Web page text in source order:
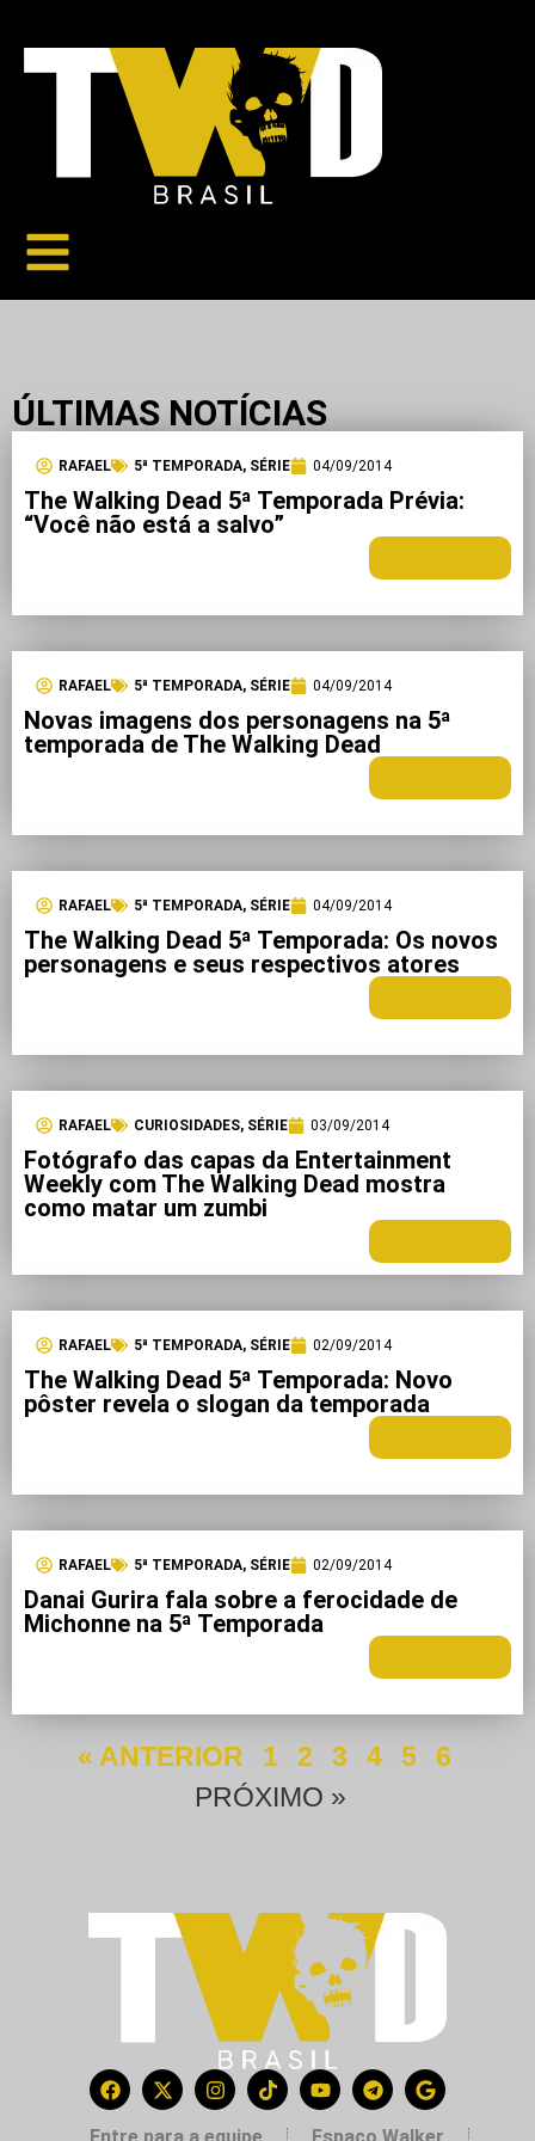
ÚLTIMAS NOTÍCIAS
RAFAEL 5ª TEMPORADA, SÉRIE 04/09/2014
The Walking Dead 5ª Temporada Prévia:
“Você não está a salvo”
RAFAEL 5ª TEMPORADA, SÉRIE 04/09/2014
Novas imagens dos personagens na 5ª
temporada de The Walking Dead
RAFAEL 5ª TEMPORADA, SÉRIE 04/09/2014
The Walking Dead 5ª Temporada: Os novos
personagens e seus respectivos atores
RAFAEL CURIOSIDADES, SÉRIE 03/09/2014
Fotógrafo das capas da Entertainment
Weekly com The Walking Dead mostra
como matar um zumbi
RAFAEL 5ª TEMPORADA, SÉRIE 02/09/2014
The Walking Dead 5ª Temporada: Novo
pôster revela o slogan da temporada
RAFAEL 5ª TEMPORADA, SÉRIE 02/09/2014
Danai Gurira fala sobre a ferocidade de
Michonne na 5ª Temporada
« ANTERIOR 1 2 3 4 5
6
PRÓXIMO »